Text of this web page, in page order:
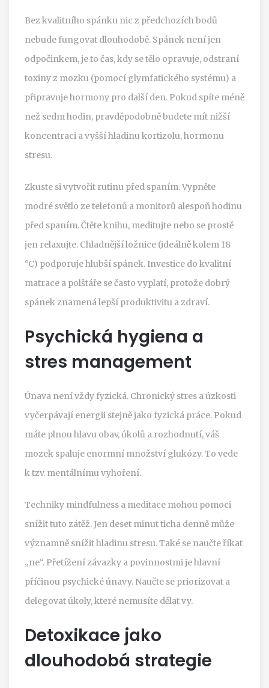
Bez kvalitního spánku nic z předchozích bodů
nebude fungovat dlouhodobě. Spánek není jen
odpočinkem, je to čas, kdy se tělo opravuje, odstraní
toxiny z mozku (pomocí glymfatického systému) a
připravuje hormony pro další den. Pokud spíte méně
než sedm hodin, pravděpodobně budete mít nižší
koncentraci a vyšší hladinu kortizolu, hormonu
stresu.
Zkuste si vytvořit rutinu před spaním. Vypněte
modré světlo ze telefonů a monitorů alespoň hodinu
před spaním. Čtěte knihu, meditujte nebo se prostě
jen relaxujte. Chladnější ložnice (ideálně kolem 18
°C) podporuje hlubší spánek. Investice do kvalitní
matrace a polštáře se často vyplatí, protože dobrý
spánek znamená lepší produktivitu a zdraví.
Psychická hygiena a
stres management
Únava není vždy fyzická. Chronický stres a úzkosti
vyčerpávají energii stejně jako fyzická práce. Pokud
máte plnou hlavu obav, úkolů a rozhodnutí, váš
mozek spaluje enormní množství glukózy. To vede
k tzv. mentálnímu vyhoření.
Techniky mindfulness a meditace mohou pomoci
snížit tuto zátěž. Jen deset minut ticha denně může
významně snížit hladinu stresu. Také se naučte říkat
„ne“. Přetížení závazky a povinnostmi je hlavní
příčinou psychické únavy. Naučte se priorizovat a
delegovat úkoly, které nemusíte dělat vy.
Detoxikace jako
dlouhodobá strategie